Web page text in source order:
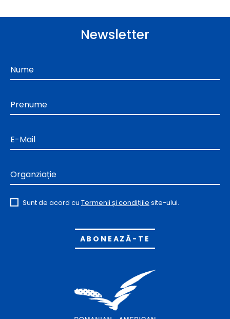
Newsletter
Nume
Prenume
E-Mail
Organziație
Sunt de acord cu Termenii și condițiile site-ului.